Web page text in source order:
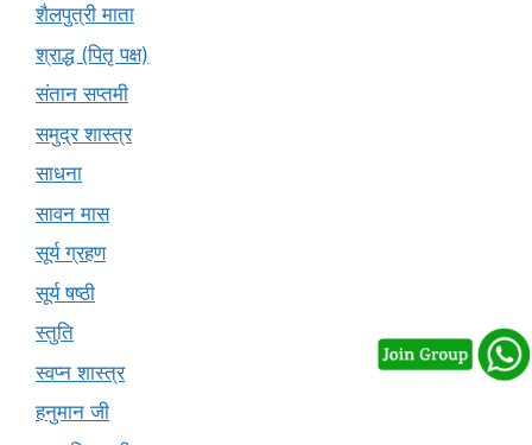
शैलपुत्री माता
श्राद्ध (पितृ पक्ष)
संतान सप्तमी
समुद्र शास्त्र
साधना
सावन मास
सूर्य ग्रहण
सूर्य षष्ठी
स्तुति
स्वप्न शास्त्र
हनुमान जी